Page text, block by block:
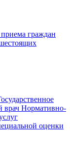
граждан
врач Нормативно-
оценки